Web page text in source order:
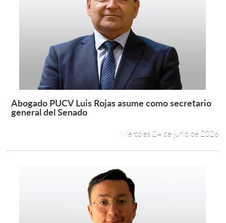
Leer más +
Abogado PUCV Luis Rojas asume como secretario
general del Senado
Miércoles 24 de junio de 2026